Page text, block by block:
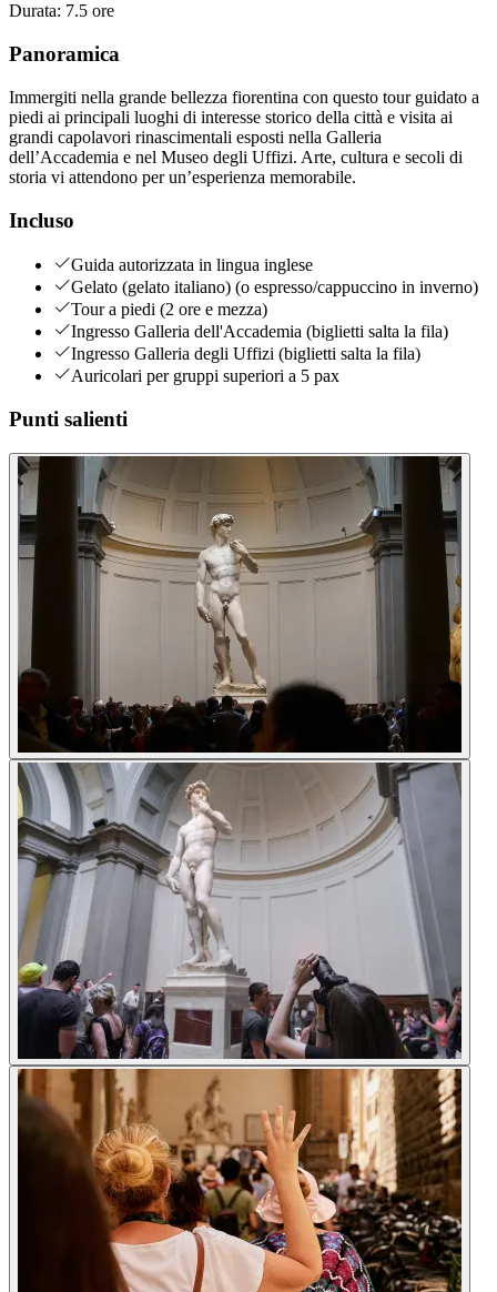
Durata: 7.5 ore
Panoramica
Immergiti nella grande bellezza fiorentina con questo tour guidato a
piedi ai principali luoghi di interesse storico della città e visita ai
grandi capolavori rinascimentali esposti nella Galleria
dell’Accademia e nel Museo degli Uffizi. Arte, cultura e secoli di
storia vi attendono per un’esperienza memorabile.
Incluso
Guida autorizzata in lingua inglese
Gelato (gelato italiano) (o espresso/cappuccino in inverno)
Tour a piedi (2 ore e mezza)
Ingresso Galleria dell'Accademia (biglietti salta la fila)
Ingresso Galleria degli Uffizi (biglietti salta la fila)
Auricolari per gruppi superiori a 5 pax
Punti salienti